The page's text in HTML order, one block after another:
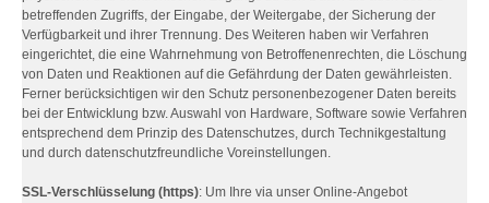
betreffenden Zugriffs, der Eingabe, der Weitergabe, der Sicherung der
Verfügbarkeit und ihrer Trennung. Des Weiteren haben wir Verfahren
eingerichtet, die eine Wahrnehmung von Betroffenenrechten, die Löschung
von Daten und Reaktionen auf die Gefährdung der Daten gewährleisten.
Ferner berücksichtigen wir den Schutz personenbezogener Daten bereits
bei der Entwicklung bzw. Auswahl von Hardware, Software sowie Verfahren
entsprechend dem Prinzip des Datenschutzes, durch Technikgestaltung
und durch datenschutzfreundliche Voreinstellungen.
SSL-Verschlüsselung (https): Um Ihre via unser Online-Angebot